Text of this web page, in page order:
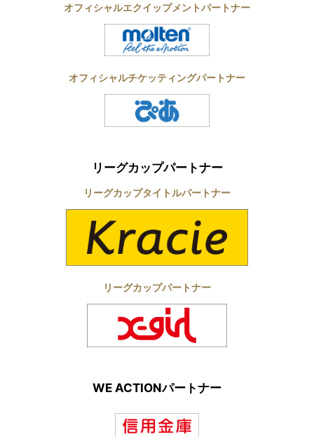
オフィシャルエクイップメントパートナー
オフィシャルチケッティングパートナー
リーグカップパートナー
リーグカップタイトルパートナー
リーグカップパートナー
WE ACTIONパートナー